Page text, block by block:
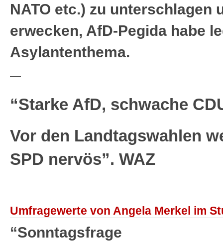
NATO etc.) zu unterschlagen
erwecken, AfD-Pegida habe
Asylantenthema.
—
“Starke AfD, schwache
Vor den Landtagswahlen
SPD nervös”. WAZ
Umfragewerte von Angela Merkel im
“Sonntagsfrage